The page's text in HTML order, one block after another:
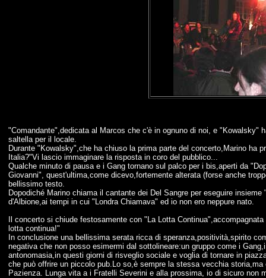
"Comandante",dedicata al Marcos che c'è in ognuno di noi, e "Kowalsky"
saltella per il locale.
Durante "Kowalsky",che ha chiuso la prima parte del concerto,Marino ha
Italia?"Vi lascio immaginare la risposta in coro del pubblico...
Qualche minuto di pausa e i Gang tornano sul palco per i bis,aperti da
Giovanni", quest'ultima,come dicevo,fortemente alterata (forse anche
bellissimo testo.
Dopodiché Marino chiama il cantante dei Del Sangre per eseguire
d'Albione,ai tempi in cui "Londra Chiamava" ed io non ero neppure nato.
Il concerto si chiude festosamente con "La Lotta
lotta continua!"
In conclusione una bellissima serata ricca di speranza,positività,spirito
negativa che non posso esimermi dal sottolineare:un gruppo come i
antonomasia,in questi giorni di risveglio sociale e voglia di tornare in
che può offrire un piccolo pub.Lo so,è sempre la stessa vecchia storia,ma
Pazienza. Lunga vita a i Fratelli Severini e alla prossima, io di sicuro non